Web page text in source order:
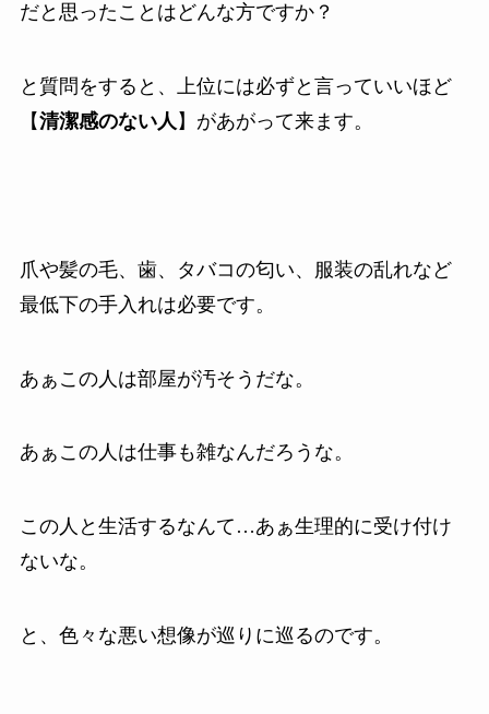
だと思ったことはどんな方ですか？
と質問をすると、上位には必ずと言っていいほど
【清潔感のない人 】があがって来ます。
爪や髪の毛、歯、タバコの匂い、服装の乱れなど
最低下の手入れは必要です。
あぁこの人は部屋が汚そうだな。
あぁこの人は仕事も雑なんだろうな。
この人と生活するなんて…あぁ生理的に受け付け
ないな。
と、色々な悪い想像が巡りに巡るのです。